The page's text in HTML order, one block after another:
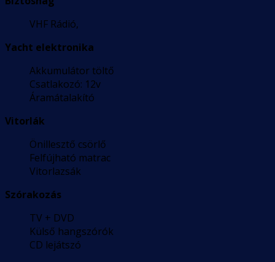
VHF Rádió,
Yacht elektronika
Akkumulátor töltő
Csatlakozó: 12v
Áramátalakító
Vitorlák
Önillesztő csörlő
Felfújható matrac
Vitorlazsák
Szórakozás
TV + DVD
Külső hangszórók
CD lejátszó